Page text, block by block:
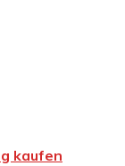
kaufen